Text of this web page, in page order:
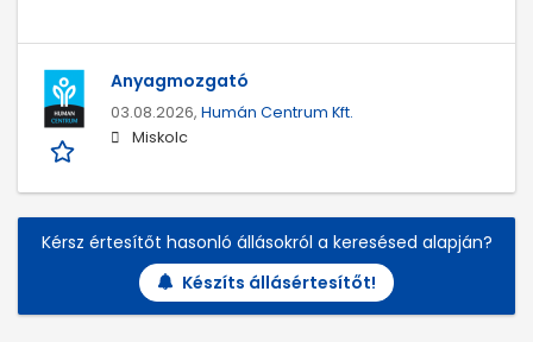
Anyagmozgató
03.08.2026, Humán Centrum Kft.
Miskolc
Kérsz értesítőt hasonló állásokról a keresésed alapján?
Készíts állásértesítőt!